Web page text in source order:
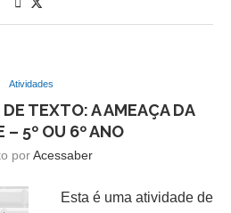
Atividades
TEXTO: A AMEAÇA DA
– 5º OU 6º ANO
porAcessaber
Esta é uma atividade de